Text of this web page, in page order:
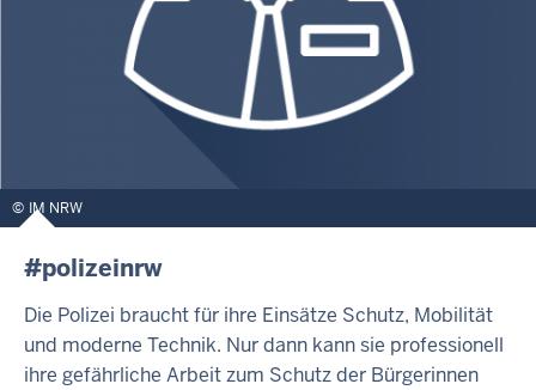
IM NRW
#polizeinrw
Die Polizei braucht für ihre Einsätze Schutz, Mobilität
und moderne Technik. Nur dann kann sie professionell
ihre gefährliche Arbeit zum Schutz der Bürgerinnen